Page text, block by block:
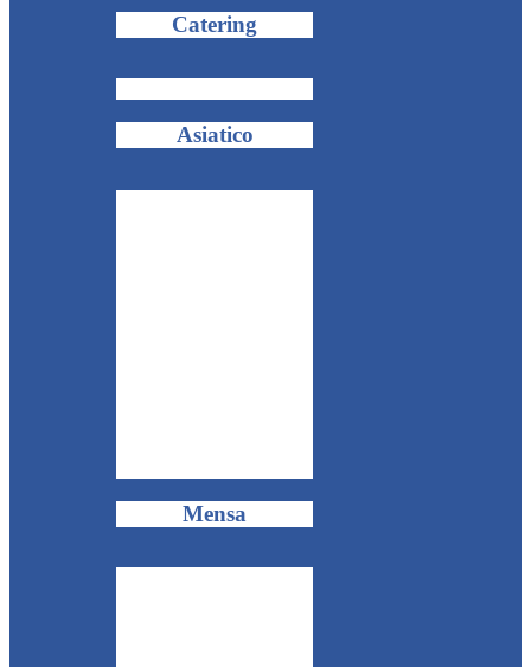
Catering
Asiatico
Mensa